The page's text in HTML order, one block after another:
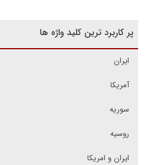
پر کاربرد ترین کلید واژه ها
ایران
آمریکا
سوریه
روسیه
ایران و امریکا